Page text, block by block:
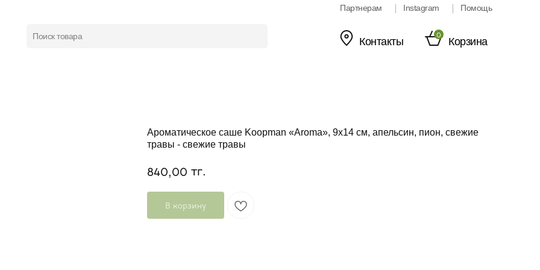
Корзина
Контакты
Instagram
Партнерам Помощь
Поиск товара 0
Ароматическое саше Koopman «Aroma», 9х14 см, апельсин, пион, свежие
травы - свежие травы
840,00 тг.
В корзину